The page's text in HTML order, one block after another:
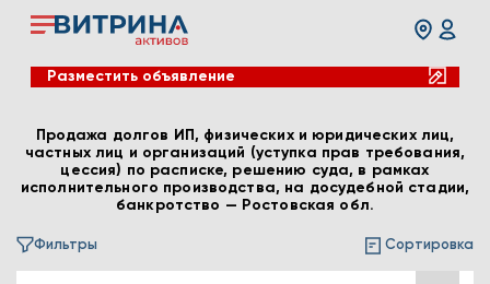
Разместить объявление
Продажа долгов ИП, физических и юридических лиц,
частных лиц и организаций (уступка прав требования,
цессия) по расписке, решению суда, в рамках
исполнительного производства, на досудебной стадии,
банкротство — Ростовская обл.
Фильтры Сортировка